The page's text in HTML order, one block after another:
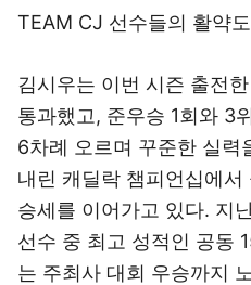
TEAM CJ 선수들의 활약
김시우는 이번 시즌 출전
통과했고, 준우승 1회와 3
6차례 오르며 꾸준한 실력
내린 캐딜락 챔피언십에
승세를 이어가고 있다. 지
선수 중 최고 성적인 공동
는 주최사 대회 우승까지